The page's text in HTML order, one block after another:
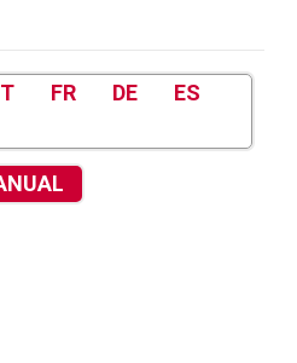
FR DE
ES